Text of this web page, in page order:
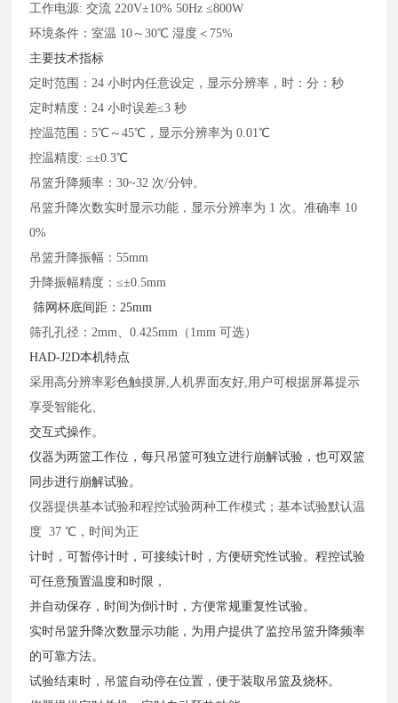
工作电源: 交流 220V±10% 50Hz ≤800W
环境条件：室温 10～30℃ 湿度＜75%
主要技术指标
定时范围： 24 小时内任意设定，显示分辨率，时：分：秒
定时精度： 24 小时误差≤3 秒
控温范围：5℃～45℃，显示分辨率为 0.01℃
控温精度: ≤±0.3℃
吊篮升降频率：30~32 次/分钟。
吊篮升降次数实时显示功能，显示分辨率为 1 次。准确率 10
0%
吊篮升降振幅：55mm
升降振幅精度：≤±0.5mm
筛网杯底间距：25mm
筛孔孔径： 2mm、0.425mm（1mm 可选）
HAD-J2D本机特点
采用高分辨率彩色触摸屏 ,人机界面友好,用户可根据屏幕提示
享受智能化、
交互式操作。
仪器为两篮工作位，每只吊篮可独立进行崩解试验，也可双篮
同步进行崩解试验。
仪器提供基本试验和程控试验两种工作模式；基本试验默认温
度 37 ℃，时间为正
计时，可暂停计时，可接续计时，方便研究性试验。程控试验
可任意预置温度和时限，
并自动保存，时间为倒计时，方便常规重复性试验。
实时吊篮升降次数显示功能，为用户提供了监控吊篮升降频率
的可靠方法。
试验结束时，吊篮自动停在位置，便于装取吊篮及烧杯。